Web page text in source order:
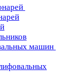
машин